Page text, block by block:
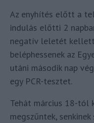
Az enyhítés előtt a
indulás előtti 2
negatív leletét
beléphessenek az
utáni második nap
egy PCR-tesztet.
Tehát március 18-tól
megszűntek,